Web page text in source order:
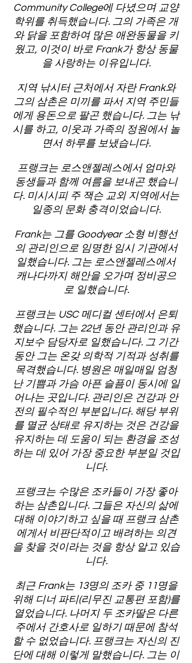
Community College에 다녔으며 교양
학위를 취득했습니다. 그의 가족은 개
와 닭을 포함하여 많은 애완동물을 키
웠고, 이것이 바로 Frank가 항상 동물
을 사랑하는 이유입니다.
지역 낚시터 근처에서 자란 Frank와
그의 삼촌은 미끼를 파서 지역 주민들
에게 용돈으로 팔곤 했습니다. 그는 낚
시를 하고, 이웃과 가족의 정원에서 놀
면서 하루를 보냈습니다.
프랭크는 로스앤젤레스에서 엄마와
동생들과 함께 여름을 보내곤 했습니
다. 미시시피 주 잭슨 교외 지역에서는
일종의 문화 충격이었습니다.
Frank는 그를 Goodyear 소형 비행선
의 관리인으로 임명한 임시 기관에서
일했습니다. 그는 로스앤젤레스에서
캐나다까지 해안을 오가며 정비공으
로 일했습니다.
프랭크는 USC 메디컬 센터에서 은퇴
했습니다. 그는 22년 동안 관리인과 유
지보수 담당자로 일했습니다. 그 기간
동안 그는 온갖 의학적 기적과 성취를
목격했습니다. 병원은 매일매일 엄청
난 기쁨과 가슴 아픈 슬픔이 동시에 일
어나는 곳입니다. 관리인은 건강과 안
전의 필수적인 부분입니다. 해당 부위
를 멸균 상태로 유지하는 것은 건강을
유지하는 데 도움이 되는 환경을 조성
하는 데 있어 가장 중요한 부분일 것입
니다.
프랭크는 수많은 조카들이 가장 좋아
하는 삼촌입니다. 그들은 자신의 삶에
대해 이야기하고 싶을 때 프랭크 삼촌
에게서 비판단적이고 배려하는 의견
을 찾을 것이라는 것을 항상 알고 있습
니다.
최근 Frank는 13명의 조카 중 11명을
위해 디너 파티(리무진 교통편 포함)를
열었습니다. 나머지 두 조카딸은 다른
주에서 간호사로 일하기 때문에 참석
할 수 없었습니다. 프랭크는 자신의 진
단에 대해 이렇게 말했습니다. 그는 이